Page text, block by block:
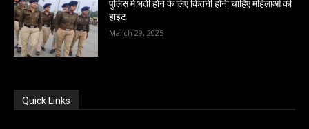
पुलिस में भर्ती होने के लिए कितनी होनी चाहिए महिलाओं की
हाइट
March 29, 2025
Quick Links